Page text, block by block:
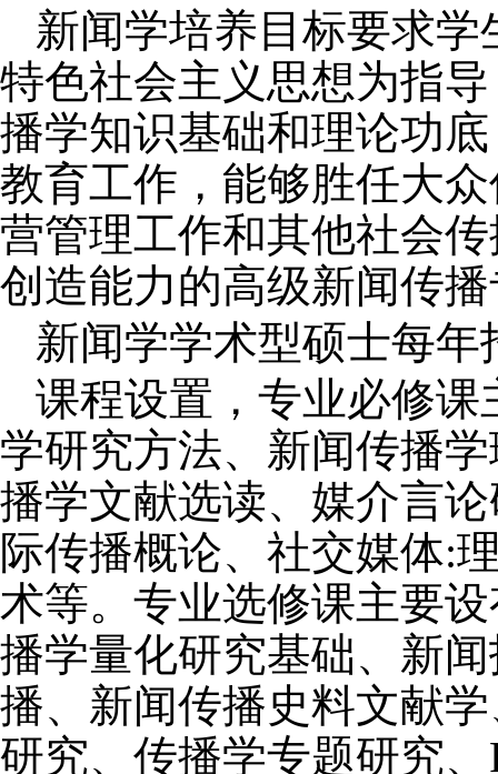
新闻学培养目标要求
特色社会主义思想为指
播学知识基础和理论功
教育工作，能够胜任大
营管理工作和其他社会
创造能力的高级新闻传
新闻学学术型硕士每
课程设置，专业必修
学研究方法、新闻传播
播学文献选读、媒介言
际传播概论、社交媒体:
术等。专业选修课主要
播学量化研究基础、新
播、新闻传播史料文献
研究、传播学专题研究